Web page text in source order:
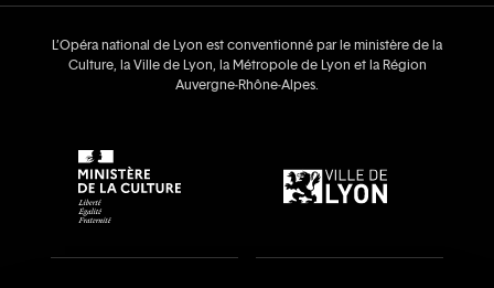
L’Opéra national de Lyon est conventionné par le ministère de la
Culture, la Ville de Lyon, la Métropole de Lyon et la Région
Auvergne‑Rhône‑Alpes.